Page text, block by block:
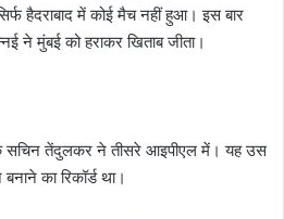
हैदराबाद में कोई मैच नहीं हुआ। इस बार
ने मुंबई को हराकर खिताब जीता।
सचिन तेंदुलकर ने तीसरे आइपीएल में। यह उस
का रिकॉर्ड था।